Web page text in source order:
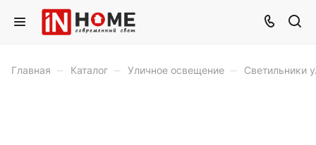
Главная – Каталог – Уличное освещение – Светильники